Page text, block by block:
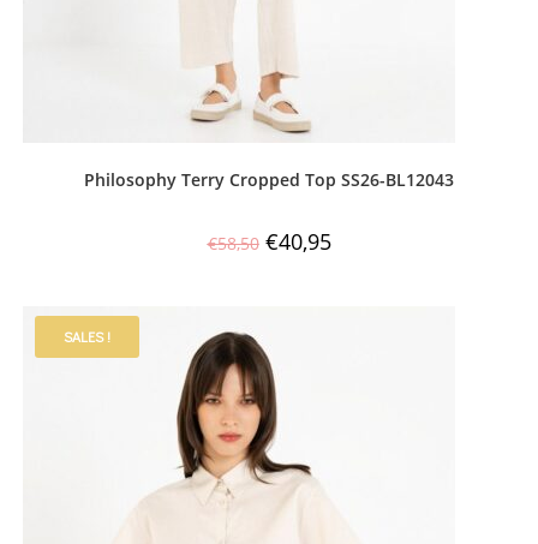
Philosophy Terry Cropped Top SS26-BL12043
€58,50 €40,95
SALES !